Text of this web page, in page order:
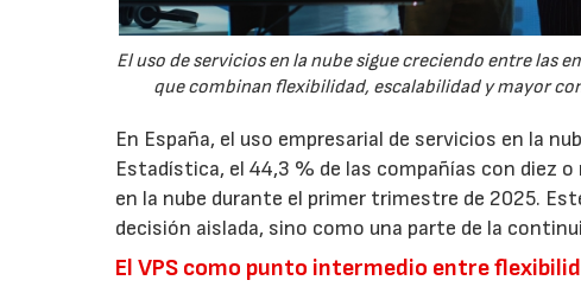
El uso de servicios en la nube sigue creciendo entre las
que combinan flexibilidad, escalabilidad y mayor
En España, el uso empresarial de servicios en la
Estadística, el 44,3 % de las compañías con diez
en la nube durante el primer trimestre de 2025.
decisión aislada, sino como una parte de la
El VPS como punto intermedio entre